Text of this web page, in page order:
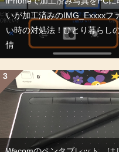
いが加工済みのIMG_Exxxxフ
い時の対処法！ひとり暮らし
情